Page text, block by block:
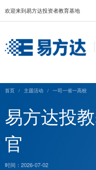
欢迎来到易方达投资者教育基地
首页 / 主题活动 / 一司一省
易方达